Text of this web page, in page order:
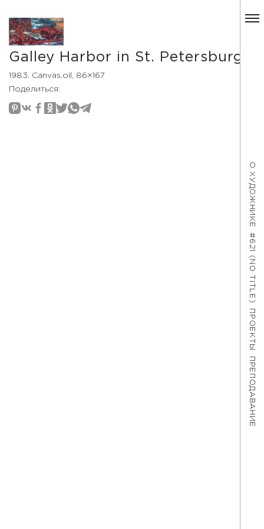
О ХУДОЖНИКЕ
#621 (NO TITLE)
ПРОЕКТЫ
ПРЕПОДАВАНИЕ
Galley Harbor in St. Petersburg
1983. Canvas,oil, 86×167
Поделиться: